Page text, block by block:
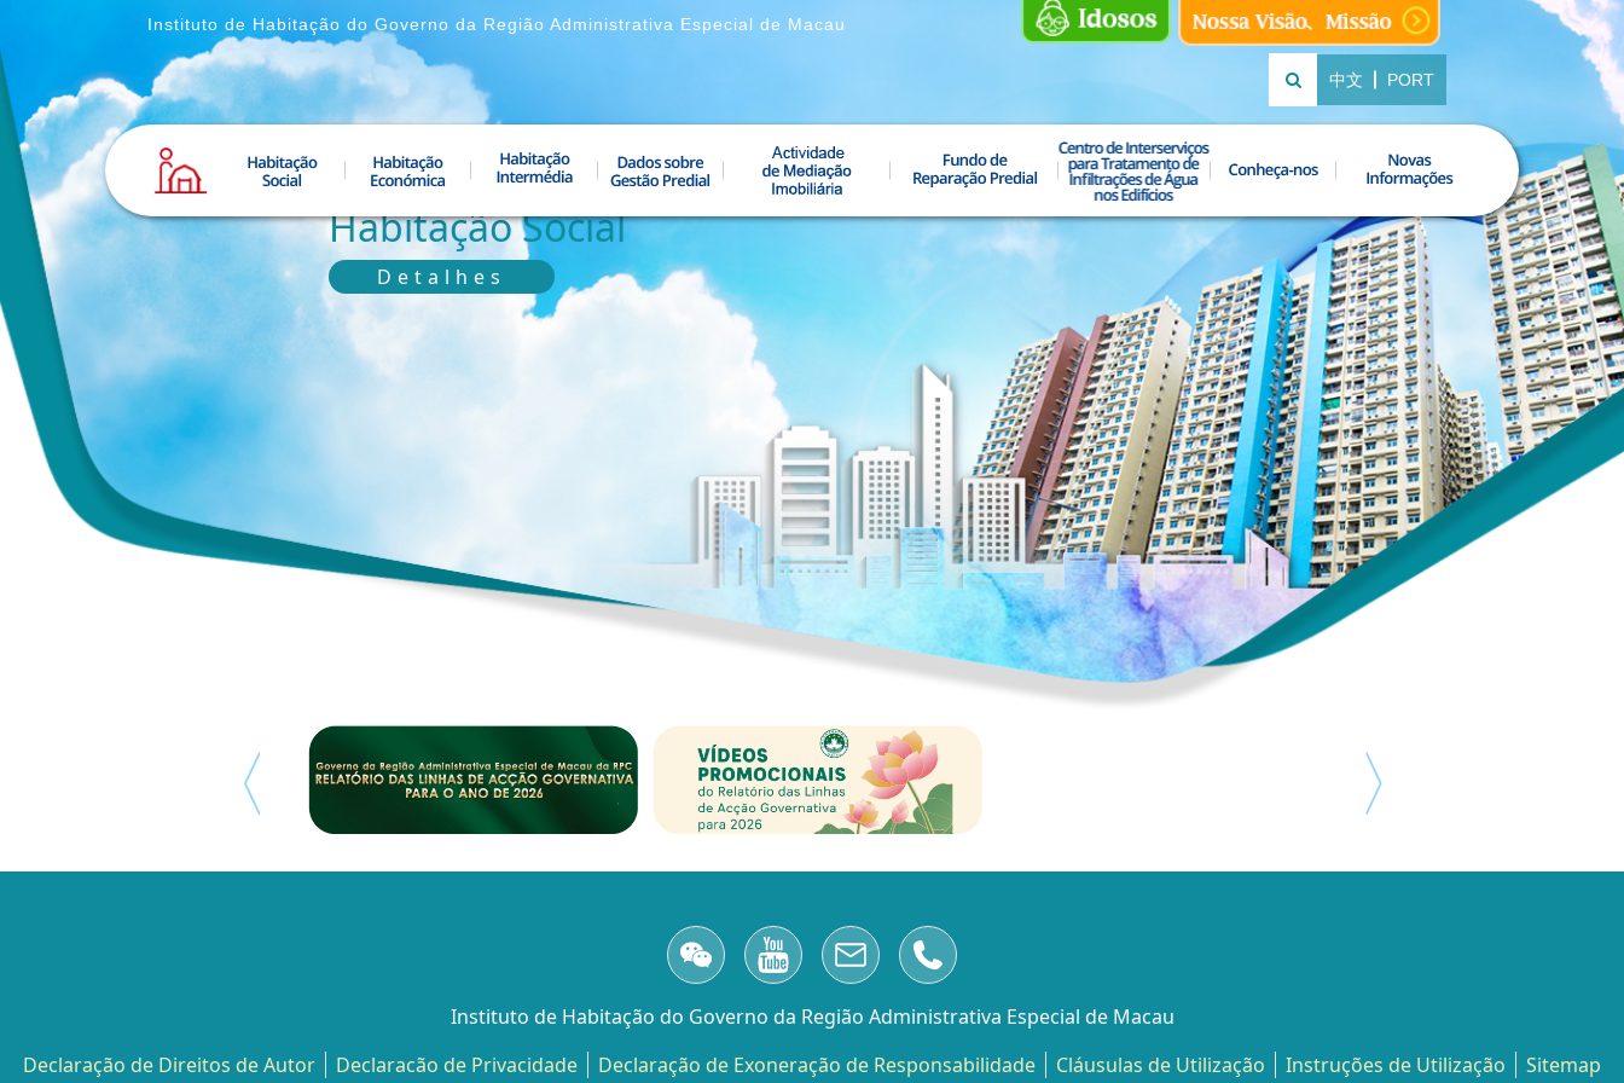
Instituto de Habitação do Governo da Região Administrativa Especial de Macau
中文 PORT
Habitação Social
Detalhes
Instituto de Habitação do Governo da Região Administrativa Especial de Macau
Declaração de Direitos de Autor
Declaracão de Privacidade Declaração de Exoneração de Responsabilidade Cláusulas de Utilização Instruções de Utilização Sitemap